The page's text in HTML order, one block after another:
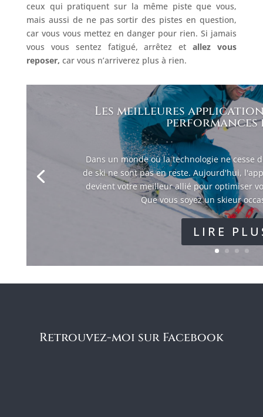
ceux qui pratiquent sur la même piste que vous,
mais aussi de ne pas sortir des pistes en question,
car vous vous mettez en danger pour rien. Si jamais
vous vous sentez fatigué, arrêtez etallez vous
reposer, car vous n’arriverez plus à rien.
Les meilleures
performances
Dans un monde où la technologie ne cesse
de ski ne sont pas en reste. Aujourd'hui,
devient votre meilleur allié pour optimiser
Que vous soyez un skieur
LIRE
Retrouvez-moi sur Facebook